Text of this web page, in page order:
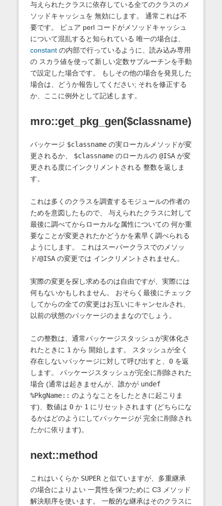
与えられたクラスに依存している全てのクラスのメ
ソッドキャッシュを 無効にします。 通常これは不
要です。 ピュア perl コードがメソッドキャッシュ
について混乱すると知られている 唯一の場合は、
constantの内部で行っているように、読み込み専用
の スカラ値を使って新しい定数サブルーチンを手動
で設定した場合です。 もしその他の場合を発見した
場合は、どうか報告してください; それを修正する
か、ここに例外として記述します。
mro::get_pkg_gen($classname)
パッケージ $classnameの実ローカルメソッドが変
更されるか、 $classnameのローカルの @ISAが変
更される度にインクリメントされる 整数を返しま
す。
これは多くのクラスを調査するモジュールの作者の
ためを意図したもので、 与えられたクラスに対して
最後に調べてからローカルな属性についての 何か重
要なことが変更されたかどうかを素早く調べられる
ようにします。 これはスーパークラスでのメソッ
ド/@ISAの変更では インクリメントされません。
実際の変更を探し求めるのは自由ですが、実際には
何もないかもしれません。 おそらく最後にチェック
してからの全ての変更はお互いにキャンセルされ、
以前の状態のパッケージのままなのでしょう。
この整数は、通常パッケージスタッシュが実体化さ
れたときに 1から 開始します。 スタッシュが全く
存在しないパッケージに対して呼び出すと、 0を返
します。 パッケージスタッシュが完全に削除された
場合 (通常は起きませんが、誰かが undef
%PkgName:: のようなことをしたときに起こりま
す)、数値は 0か 1にリセットされます (どちらにな
るかはどのようにしてパッケージが 完全に削除され
たかに依ります)。
next::method
これはいくらか SUPERと似ていますが、多重継承
の場合によりよい 一貫性を保つために C3 メソッド
解決順序を使います。 一般的な継承はそのクラスに